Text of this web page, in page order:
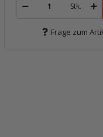
Stk.
Frage zum